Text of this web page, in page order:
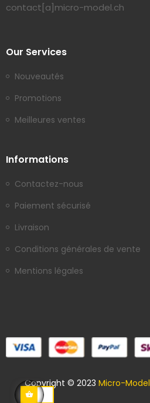
contact[a]micro-model.ch
Our Services
Nouveautés
Promotions
Meilleures ventes
Informations
Contactez-nous
Paiement sécurisé
Livraison
Conditions générales de vente
Mentions légales
Copyright © 2023 Micro-Model